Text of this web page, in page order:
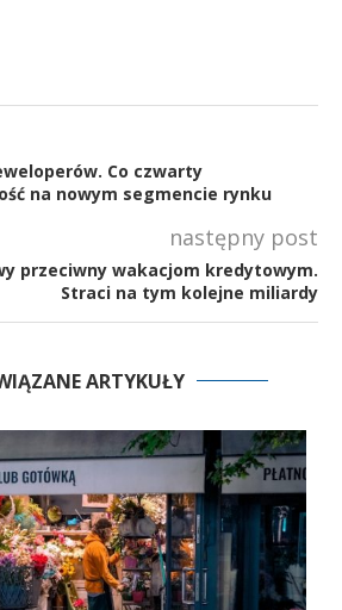
Co czwarty
na nowym segmencie rynku
następny post
przeciwny wakacjom kredytowym.
Straci na tym kolejne miliardy
ARTYKUŁY